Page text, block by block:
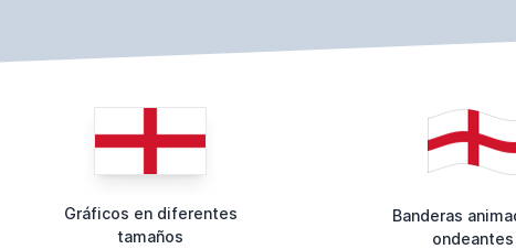
Gráficos en diferentes
tamaños
Banderas
ondeantes